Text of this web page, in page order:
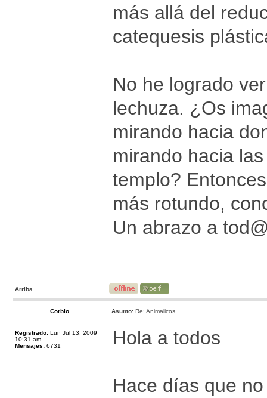
más allá del
catequesis
No he logrado
lechuza. ¿Os
mirando hacia
mirando hacia
templo?
más rotundo,
Un abrazo a
Arriba
Corbio Asunto: Re: Animalicos
Registrado: Lun Jul 13, 2009
10:31 am
Mensajes: 6731 Hola a todos
Hace días que